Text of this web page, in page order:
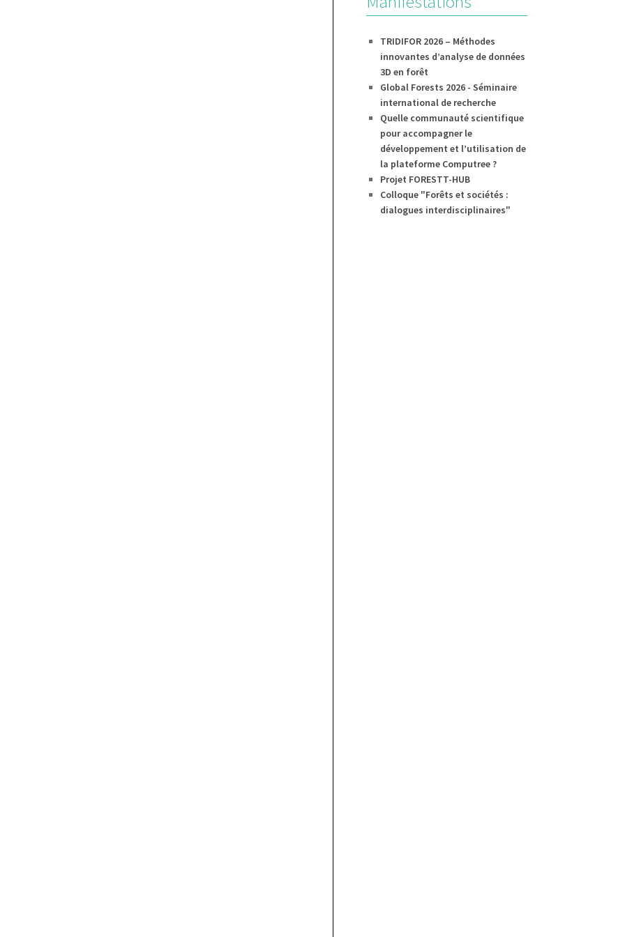
TRIDIFOR 2026 – Méthodes
innovantes d’analyse de données
3D en forêt
Global Forests 2026 - Séminaire
international de recherche
Quelle communauté scientifique
pour accompagner le
développement et l’utilisation de
la plateforme Computree ?
Projet FORESTT-HUB
Colloque "Forêts et sociétés :
dialogues interdisciplinaires"